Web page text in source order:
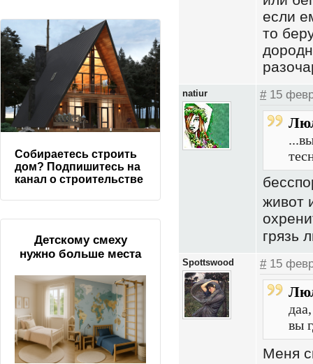
если
то
natiur #15
живот
грязь
Spottswood #15
вы
Меня
Собираетесь строить
дом? Подпишитесь на
канал о строительстве
Детскому смеху
нужно больше места